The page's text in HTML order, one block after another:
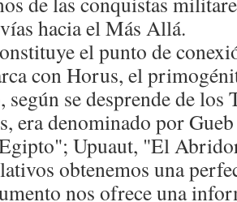
hacia el Más Allá.
el punto de
con Horus, el
según se desprende de los
era denominado por
Upuaut, "El
obtenemos una
nos ofrece una